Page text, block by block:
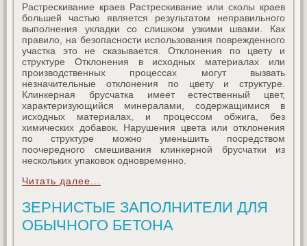
Растрескивание краев Растрескивание или сколы краев
большей частью является результатом неправильного
выполнения укладки со слишком узкими швами. Как
правило, на безопасности использования поврежденного
участка это не сказывается. Отклонения по цвету и
структуре Отклонения в исходных материалах или
производственных процессах могут вызвать
незначительные отклонения по цвету и структуре.
Клинкерная брусчатка имеет естественный цвет,
характеризующийся минералами, содержащимися в
исходных материалах, и процессом обжига, без
химических добавок. Нарушения цвета или отклонения
по структуре можно уменьшить посредством
поочередного смешивания клинкерной брусчатки из
нескольких упаковок одновременно.
Читать далее...
ЗЕРНИСТЫЕ ЗАПОЛНИТЕЛИ ДЛЯ
ОБЫЧНОГО БЕТОНА